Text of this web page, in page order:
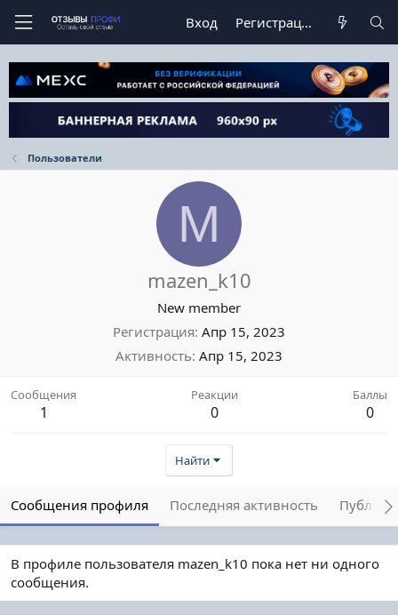
Вход Регистрация
Пользователи
M
mazen_k10
New member
Регистрация Апр 15, 2023
Активность Апр 15, 2023
Сообщения
1
Реакции
0
Баллы
0
Найти
Сообщения профиля Последняя активность
В профиле пользователя mazen_k10 пока нет ни одного
сообщения.